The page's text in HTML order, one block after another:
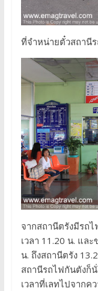
ที่จำหน่ายตั๋วสถานี
จากสถานีตรังมีรถ
เวลา 11.20 น. แล
น. ถึงสถานีตรัง
สถานีรถไฟกันตังก็
เวลาที่เลทไปจากค